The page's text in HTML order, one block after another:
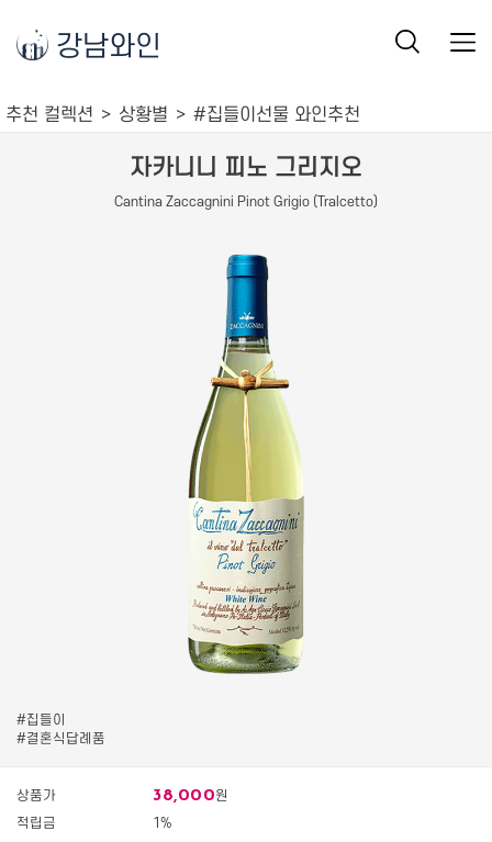
강남와인
추천 컬렉션 상황별 #집들이선물 와인추천
자카니니 피노 그리지오
Cantina Zaccagnini Pinot Grigio (Tralcetto)
#집들이
#결혼식답례품
상품가 38,000원
적립금
1%